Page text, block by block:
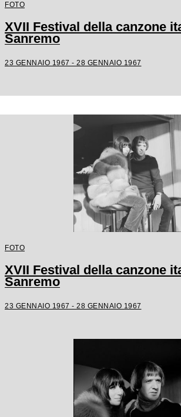
FOTO
XVII Festival della canzone
Sanremo
23 GENNAIO 1967 - 28 GENNAIO 1967
FOTO
XVII Festival della canzone
Sanremo
23 GENNAIO 1967 - 28 GENNAIO 1967